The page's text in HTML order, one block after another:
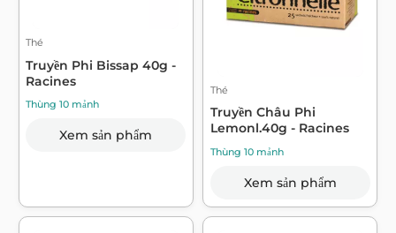
Thé
Truyền Phi Bissap 40g -
Racines
Thùng 10 mảnh
Xem sản phẩm
Thé
Truyền Châu Phi
Lemonl.40g - Racines
Thùng 10 mảnh
Xem sản phẩm